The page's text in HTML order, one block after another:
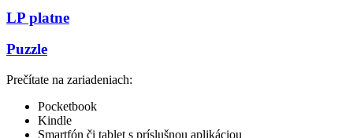
LP platne
Puzzle
Prečítate na zariadeniach:
Pocketbook
Kindle
Smartfón či tablet s príslušnou aplikáciou